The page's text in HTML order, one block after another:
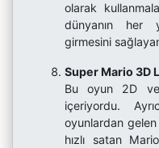
olarak
dünyanın her
girmesini
Super Mario 3D
Bu oyun 2D ve
içeriyordu.
oyunlardan
hızlı satan